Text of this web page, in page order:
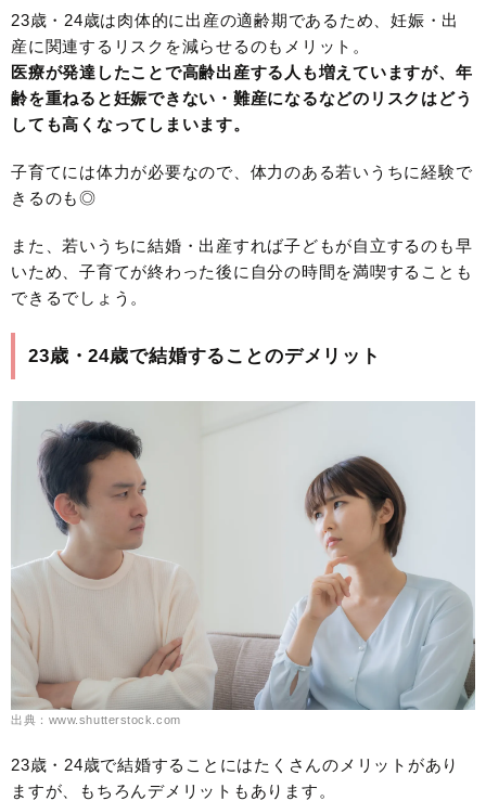
23歳・24歳は肉体的に出産の適齢期であるため、妊娠・出
産に関連するリスクを減らせるのもメリット。
医療が発達したことで高齢出産する人も増えていますが、年
齢を重ねると妊娠できない・難産になるなどのリスクはどう
しても高くなってしまいます。
子育てには体力が必要なので、体力のある若いうちに経験で
きるのも◎
また、若いうちに結婚・出産すれば子どもが自立するのも早
いため、子育てが終わった後に自分の時間を満喫することも
できるでしょう。
23歳・24歳で結婚することのデメリット
出典：www.shutterstock.com
23歳・24歳で結婚することにはたくさんのメリットがあり
ますが、もちろんデメリットもあります。